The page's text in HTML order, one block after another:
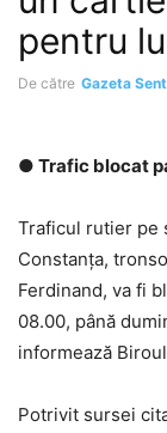
pentru
De către Gazeta
● Trafic blocat
Traficul rutier pe
Constanța,
Ferdinand, va fi
08.00, până
informează
Potrivit sursei